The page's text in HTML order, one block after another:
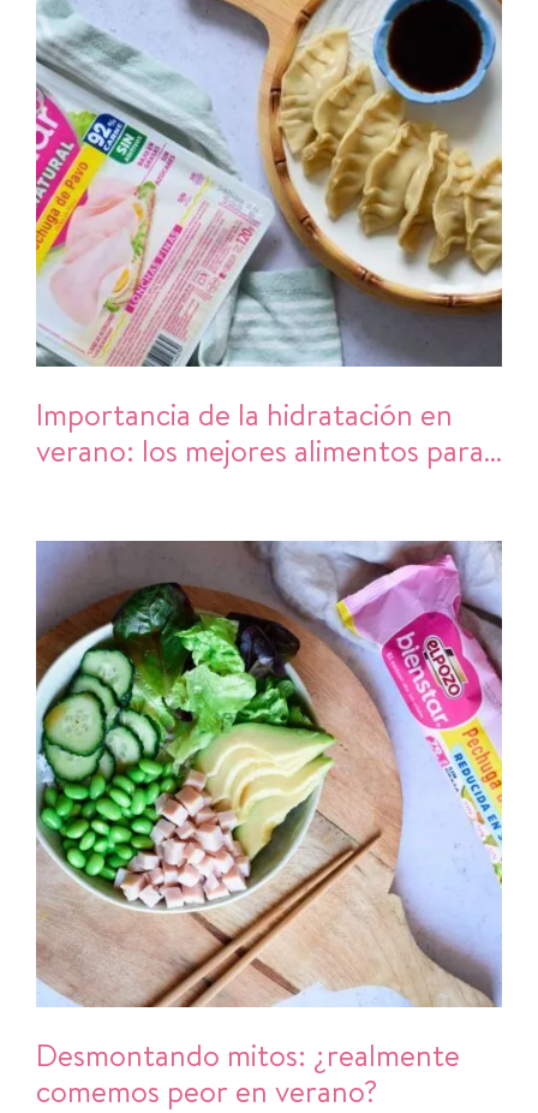
Importancia de la hidratación en
verano: los mejores alimentos para
Desmontando mitos: ¿realmente
comemos peor en verano?